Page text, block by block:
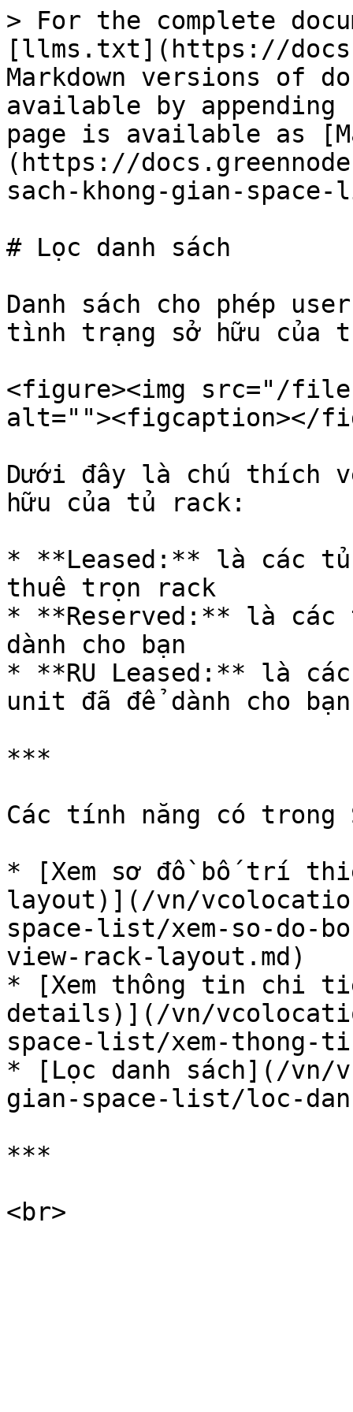
> For the complete
[llms.txt](https://
Markdown versions of
available by
page is available as
(https://
sach-khong-gian-
# Lọc danh sách
Danh sách cho phép
tình trạng sở hữu của
<figure><img src="/files/
alt=""><figcaption></
Dưới đây là chú thích
hữu của tủ rack:
* **Leased:** là các
thuê trọn rack
* **Reserved:** là
dành cho bạn
* **RU Leased:** là
unit đã để dành cho
***
Các tính năng có
* [Xem sơ đồ bố trí
layout)](/vn/
space-list/xem-so-
view-rack-layout.md)
* [Xem thông tin chi
details)](/vn/
space-list/xem-thong-
* [Lọc danh sách](/vn/
gian-space-list/loc-
***